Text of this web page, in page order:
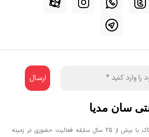
سان مدیا
شرکت خورشید ارتباطات پارتاک با بیش از 25 سال سابقه فعالیت حضوری در زمینه